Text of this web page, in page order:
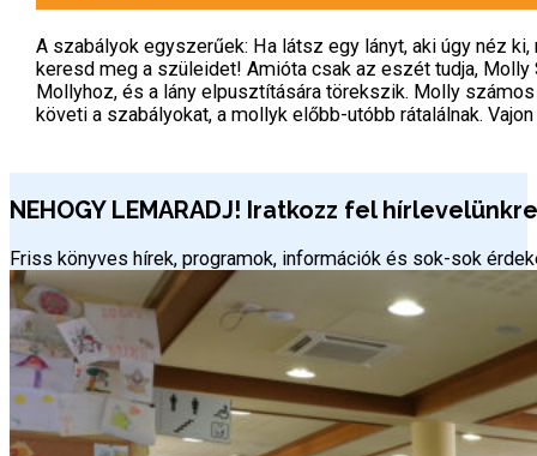
A szabályok egyszerűek: Ha látsz egy lányt, aki úgy néz
keresd meg a szüleidet! Amióta csak az eszét tudja,
Mollyhoz, és a lány elpusztítására törekszik. Molly
követi a szabályokat, a mollyk előbb-utóbb rátalálnak.
NEHOGY LEMARADJ! Iratkozz fel
Friss könyves hírek, programok, információk és sok-sok